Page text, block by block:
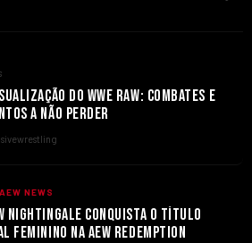
DO WWE RAW: COMBATES E
A NÃO PERDER
AEW NEWS
NIGHTINGALE CONQUISTA O TÍTULO
FEMININO NA AEW REDEMPTION